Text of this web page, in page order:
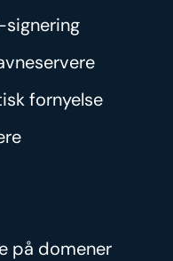
signering
fornyelse
på domener